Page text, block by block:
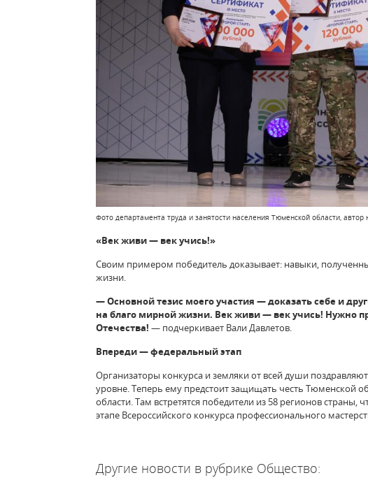
Фото департамента труда и занятости населения Тюменской области, автор
«Век живи — век учись!»
Своим примером победитель доказывает: навыки,
жизни.
— Основной тезис моего участия — доказать себе и
на благо мирной жизни. Век живи — век учись! Нужно
Отечества! — подчеркивает Вали Давлетов.
Впереди — федеральный этап
Организаторы конкурса и земляки от всей души
уровне. Теперь ему предстоит защищать честь Тюменской
области. Там встретятся победители из 58 регионов
этапе Всероссийского конкурса профессионального
Другие новости в рубрике Общество: